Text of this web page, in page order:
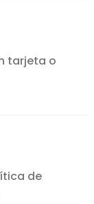
tarjeta o
de